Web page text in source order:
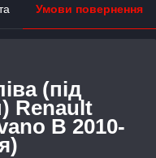
Умови повернення
(під
Renault
B 2010-